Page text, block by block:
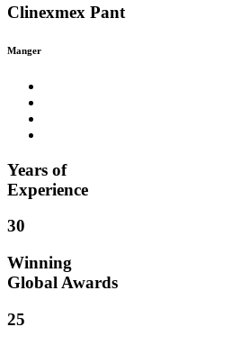
Clinexmex Pant
Manger
Years of
Experience
30
Winning
Global Awards
25